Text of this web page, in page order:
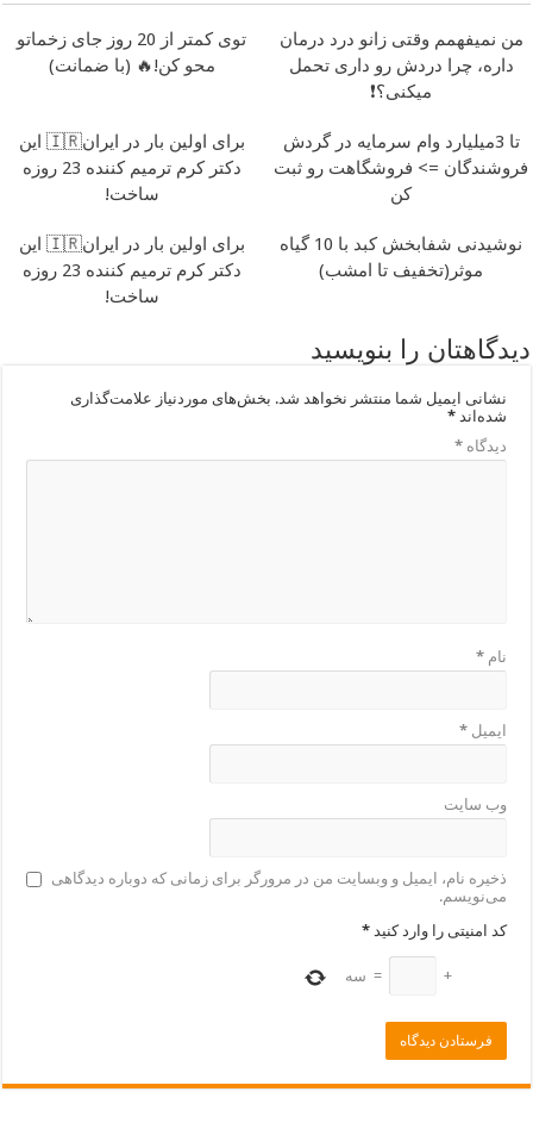
من نمیفهمم وقتی زانو درد درمان
داره، چرا دردش رو داری تحمل
میکنی؟❗
توی کمتر از 20 روز جای زخماتو
محو کن!🔥 (با ضمانت)
تا 3میلیارد وام سرمایه در گردش
فروشندگان => فروشگاهت رو ثبت
کن
برای اولین بار در ایران🇮🇷 این
دکتر کرم ترمیم کننده 23 روزه
ساخت!
نوشیدنی شفابخش کبد با 10 گیاه
موثر(تخفیف تا امشب)
برای اولین بار در ایران🇮🇷 این
دکتر کرم ترمیم کننده 23 روزه
ساخت!
دیدگاهتان را بنویسید
نشانی ایمیل شما منتشر نخواهد شد. بخش‌های موردنیاز علامت‌گذاری
شده‌اند*
دیدگاه*
نام*
ایمیل*
وب‌ سایت
ذخیره نام، ایمیل و وبسایت من در مرورگر برای زمانی که دوباره دیدگاهی
می‌نویسم.
کد امنیتی را وارد کنید *
+
= سه